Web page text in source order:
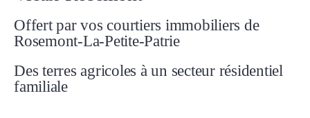
Offert par vos courtiers immobiliers de
Rosemont-La-Petite-Patrie
Des terres agricoles à un secteur résidentiel
familiale